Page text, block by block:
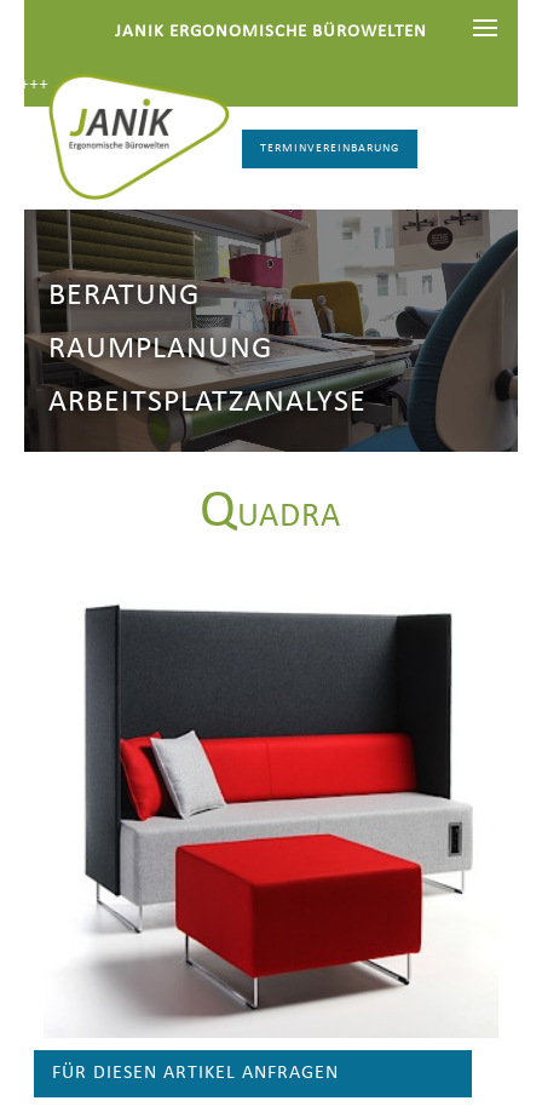
TERMINVEREINBARUNG
JANIK ERGONOMISCHE BÜROWELTEN
BERATUNG
RAUMPLANUNG
ARBEITSPLATZANALYSE
QUADRA
FÜR DIESEN ARTIKEL ANFRAGEN